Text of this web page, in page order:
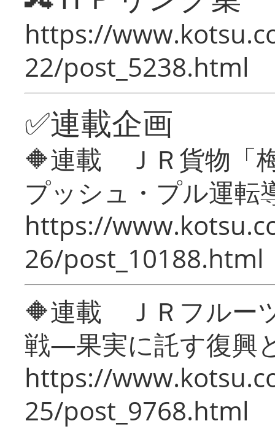
https://
22/post_5238.html
✅連載企画
🔶連載 ＪＲ貨物「
プッシュ・プル運転
https://
26/post_10188.html
🔶連載 ＪＲフルー
戦―果実に託す復興
https://
25/post_9768.html